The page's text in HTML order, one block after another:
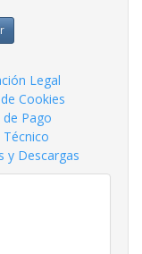
Legal
Cookies
Pago
Técnico
y Descargas